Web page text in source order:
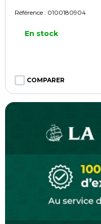
Référence : 0100180904
En stock
COMPARER